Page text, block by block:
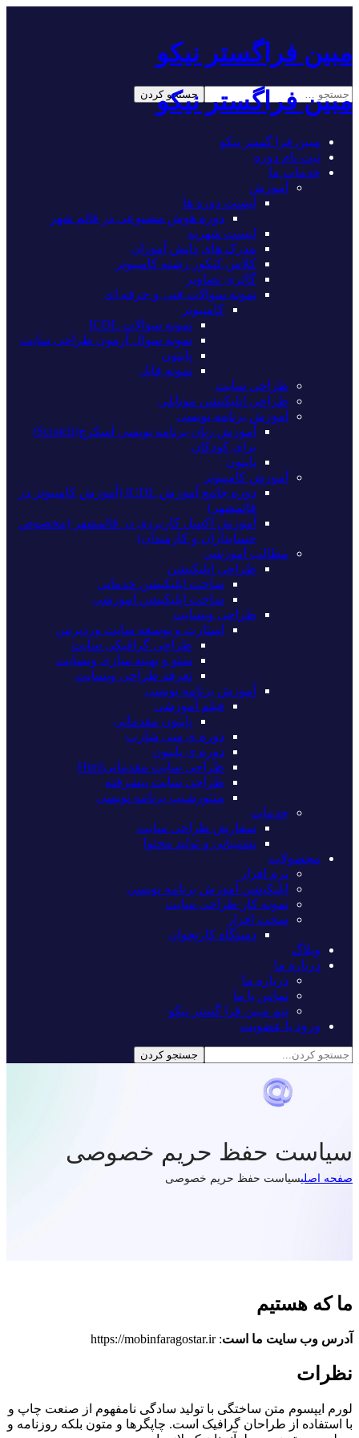
مبین فراگستر نیکو
مبین فراگستر نیکو
مبین فرا گستر نیکو
ثبت نام دوره
خدمات ما
آموزش
لیست دوره ها
دوره هوش مصنوعی در قائم شهر
لیست شهریه
مدرک های دانش آموزان
کلاس کنکور رشته کامپیوتر
گالری تصاویر
نمونه سوالات فنی و حرفه ای
کامپیوتر
نمونه سوالات ICDL
نمونه سوال آزمون طراحی سایت
پایتون
نمونه فایل
طراحی سایت
طراحی اپلیکیشن موبایلی
اموزش برنامه نویسی
آموزش زبان برنامه نویسی اسکرچ(Scratch)
برای کودکان
پایتون
آموزش کامپیوتر
دوره جامع آموزش ICDL (آموزش کامپیوتر در
قائمشهر)
آموزش اکسل کاربردی در قائمشهر (مخصوص
حسابداران و کارمندان)
مطالب آموزشی
طراحی اپلیکیشن
ساخت اپلیکیشن خدماتی
ساخت اپلیکیشن آموزشی
طراحی وبسایت
استارت و توسعه سایت وردپرس
طراحی گرافیکی سایت
سئو و بهینه سازی وبسایت
تعرفه طراحی وبسایت
آموزش برنامه نویسی
فیلم آموزشی
پایتون مقدماتی
دوره ی سی شارپ
دوره ی پایتون
طراحی سایت مقدماتیHtml
طراحی سایت پیشرفته
منتورشیپ برنامه نویسی
خدمات
سفارش طراحی سایت
پشتیبانی و تولید محتوا
محصولات
نرم افزار
اپلیکیشن آموزش برنامه نویسی
نمونه کار طراحی سایت
سخت افزار
دستگاه کارتخوان
وبلاگ
درباره ما
درباره ما
تماس با ما
تیم مبین فرا گستر نیکو
ورود یا عضویت
سیاست حفظ حریم خصوصی
صفحه اصلیسیاست حفظ حریم خصوصی
ما که هستیم
آدرس وب سایت ما است: https://mobinfaragostar.ir
نظرات
لورم ایپسوم متن ساختگی با تولید سادگی نامفهوم از صنعت چاپ و
با استفاده از طراحان گرافیک است. چاپگرها و متون بلکه روزنامه و